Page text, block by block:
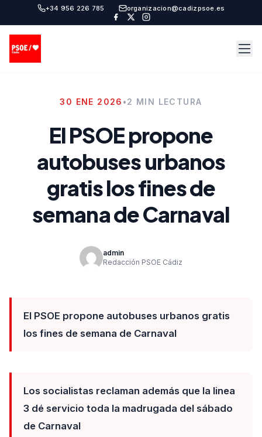
+34 956 226 785 organizacion@cadizpsoe.es
30 ENE 2026 •2 MIN LECTURA
El PSOE propone
autobuses urbanos
gratis los fines de
semana de Carnaval
admin
Redacción PSOE Cádiz
El PSOE propone autobuses urbanos gratis
los fines de semana de Carnaval
Los socialistas reclaman además que la linea
3 dé servicio toda la madrugada del sábado
de Carnaval